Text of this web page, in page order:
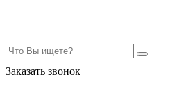
Заказать звонок